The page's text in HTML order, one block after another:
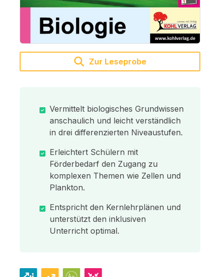
Zur Leseprobe
Vermittelt biologisches Grundwissen
anschaulich und leicht verständlich
in drei differenzierten Niveaustufen.
Erleichtert Schülern mit
Förderbedarf den Zugang zu
komplexen Themen wie Zellen und
Plankton.
Entspricht den Kernlehrplänen und
unterstützt den inklusiven
Unterricht optimal.